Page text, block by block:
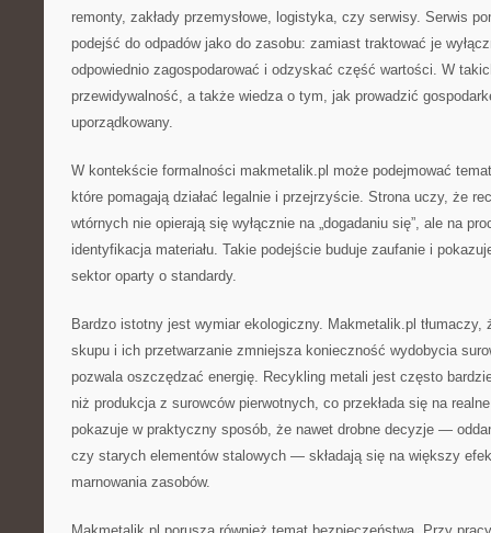
remonty, zakłady przemysłowe, logistyka, czy serwisy. Serwis
podejść do odpadów jako do zasobu: zamiast traktować je
odpowiednio zagospodarować i odzyskać część wartości. W
przewidywalność, a także wiedza o tym, jak prowadzić
uporządkowany.
W kontekście formalności makmetalik.pl może podejmować
które pomagają działać legalnie i przejrzyście. Strona uczy, że
wtórnych nie opierają się wyłącznie na „dogadaniu się”, ale na
identyfikacja materiału. Takie podejście buduje zaufanie i
sektor oparty o standardy.
Bardzo istotny jest wymiar ekologiczny. Makmetalik.pl tłumaczy,
skupu i ich przetwarzanie zmniejsza konieczność wydobycia
pozwala oszczędzać energię. Recykling metali jest często
niż produkcja z surowców pierwotnych, co przekłada się na
pokazuje w praktyczny sposób, że nawet drobne decyzje —
czy starych elementów stalowych — składają się na większy
marnowania zasobów.